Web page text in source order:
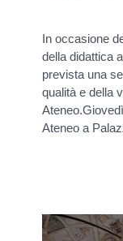
In occasione
della didattica
prevista una
qualità e della
Ateneo a